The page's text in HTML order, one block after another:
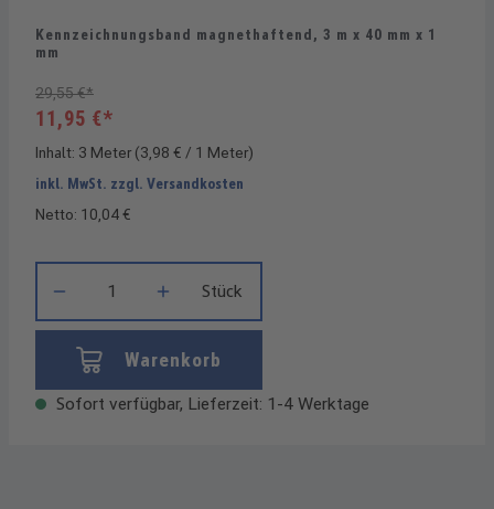
Kennzeichnungsband magnethaftend, 3 m x 40 mm x 1
mm
29,55 €*
11,95 €*
Inhalt: 3 Meter (3,98 € / 1 Meter)
inkl. MwSt. zzgl. Versandkosten
Netto: 10,04 €
Stück
Warenkorb
Sofort verfügbar, Lieferzeit: 1-4 Werktage